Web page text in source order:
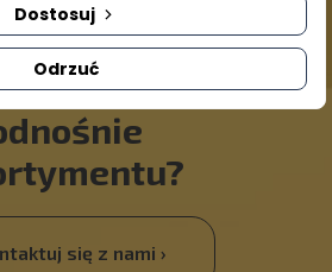
pytania
się z nami ›
Odrzuć
Dostosuj